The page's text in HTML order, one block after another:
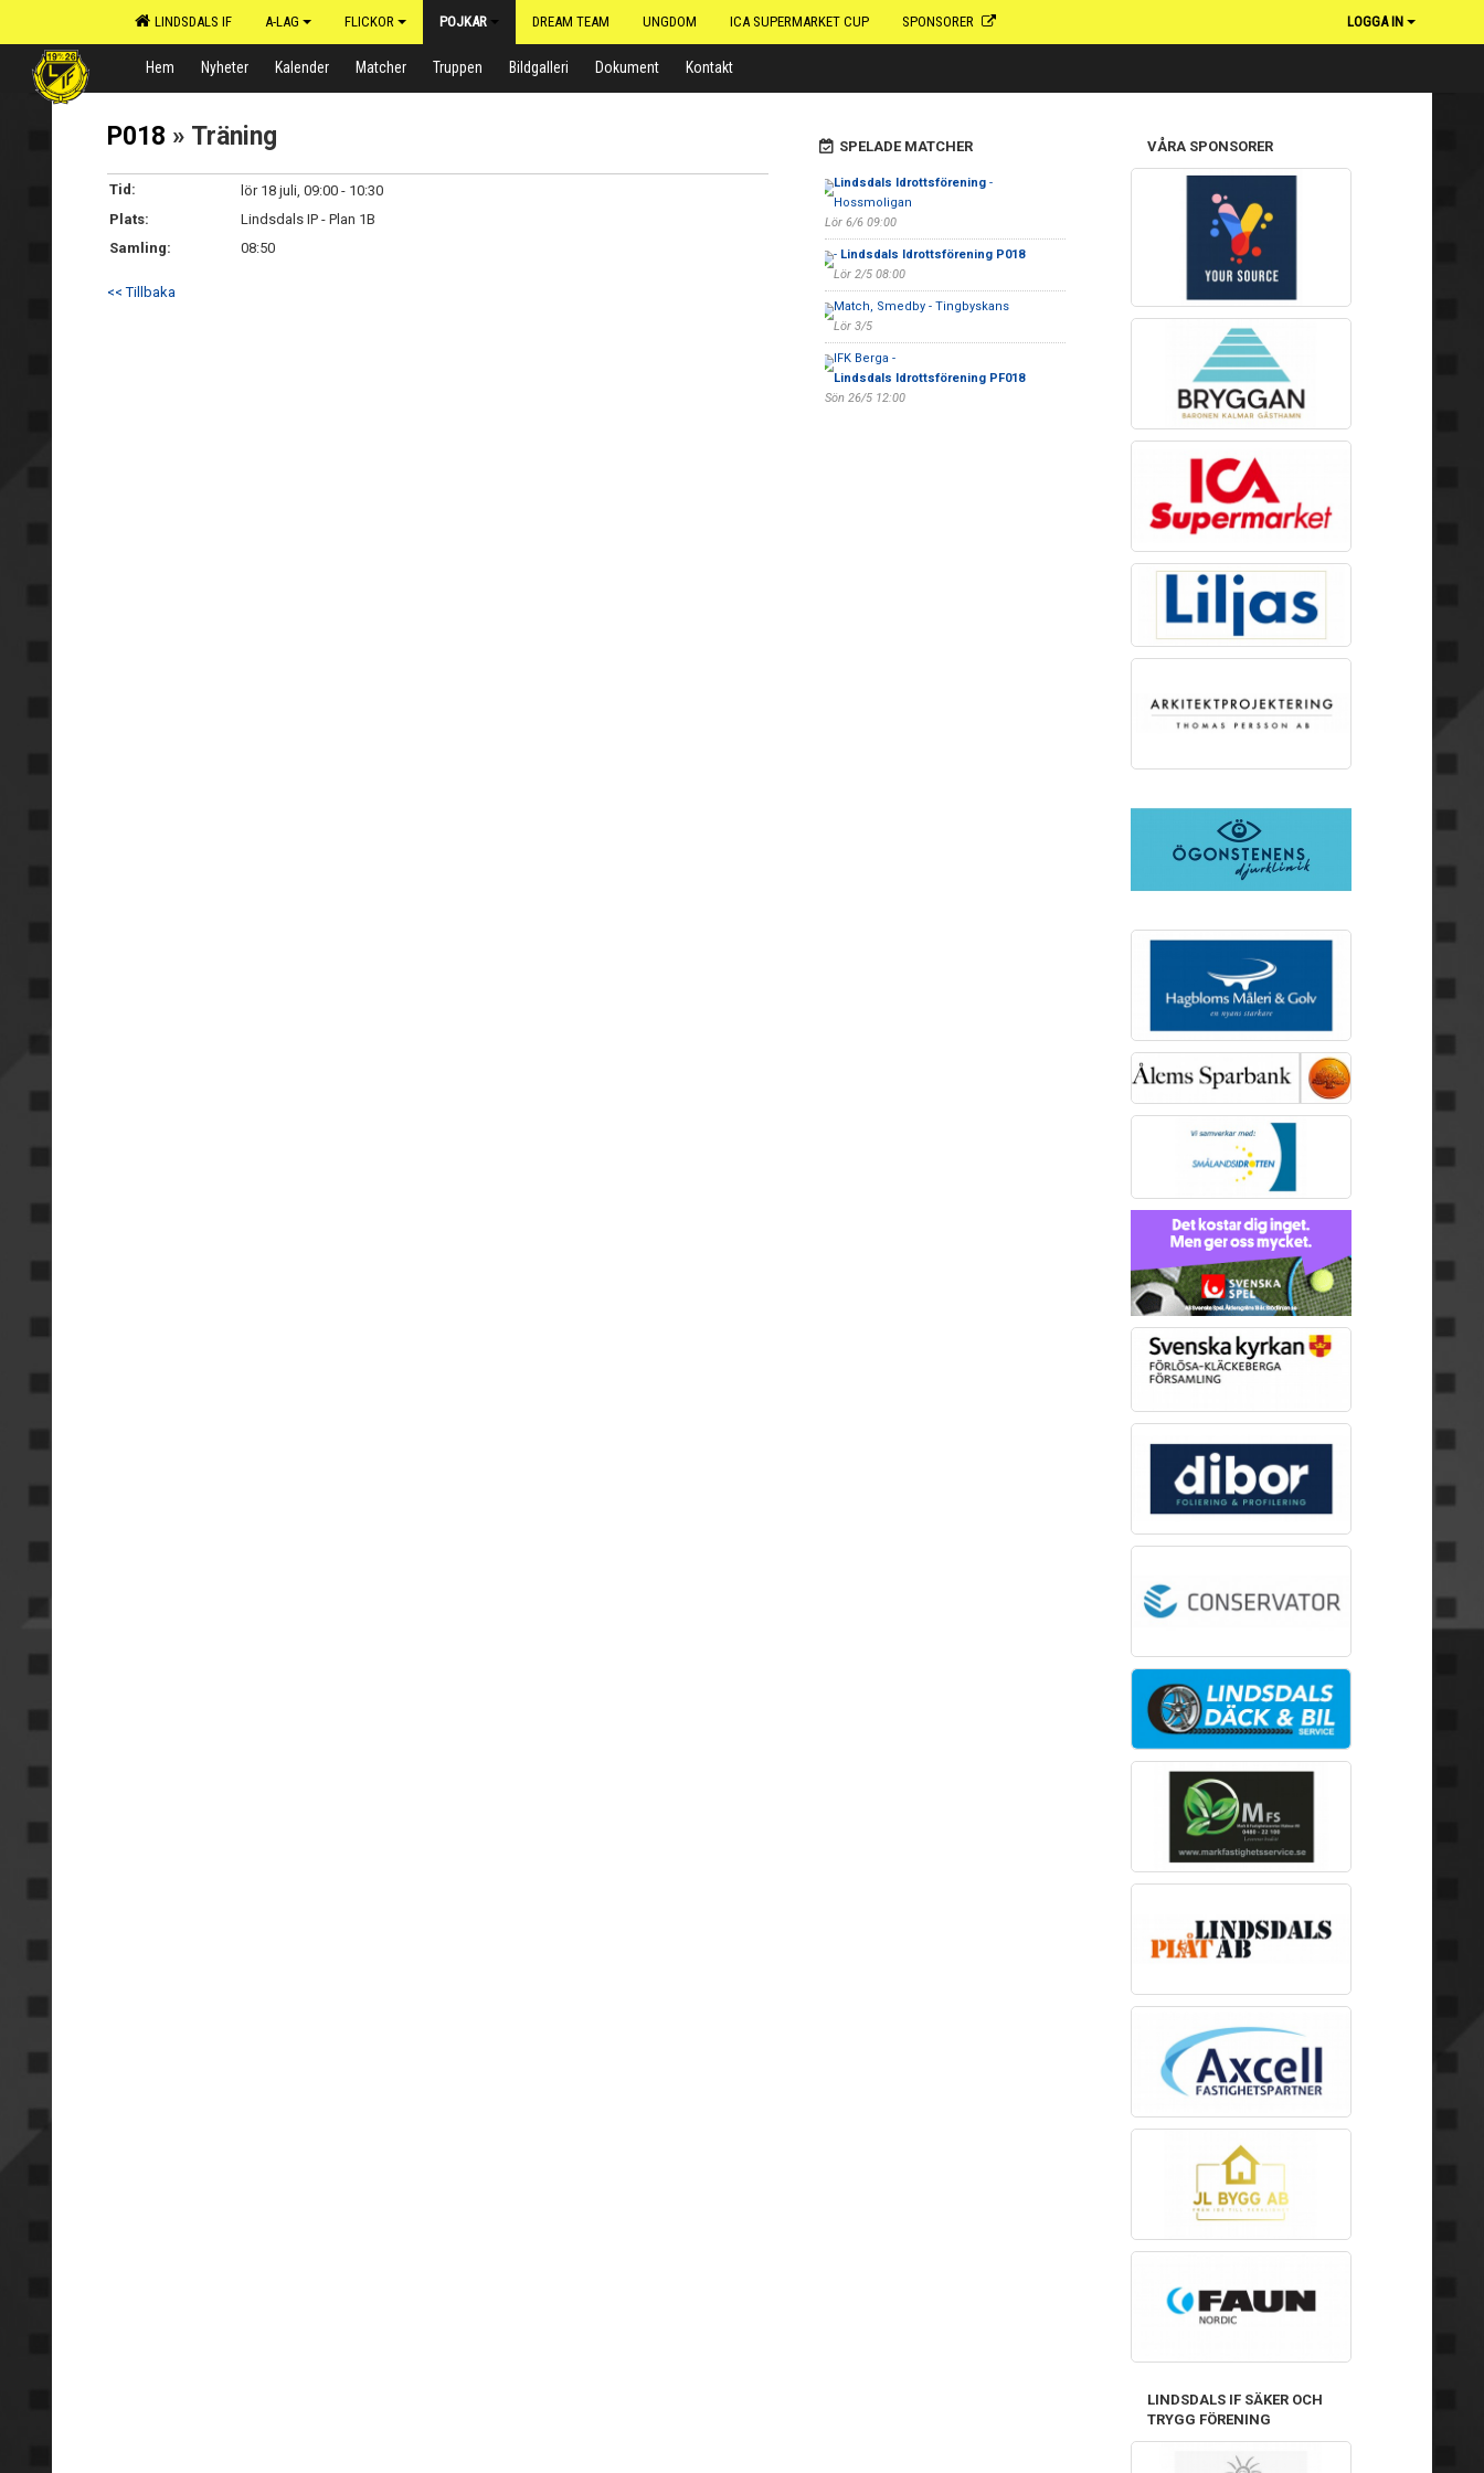
LINDSDALS IF A-LAG FLICKOR POJKAR DREAM TEAM UNGDOM ICA SUPERMARKET CUP SPONSORER LOGGA IN
Hem Nyheter Kalender Matcher Truppen Bildgalleri Dokument Kontakt
P018 » Träning
Tid:
lör 18 juli, 09:00 - 10:30
Plats:
Lindsdals IP - Plan 1B
Samling:
08:50
<< Tillbaka
SPELADE MATCHER
Lindsdals Idrottsförening-
Hossmoligan
Lör 6/6 09:00
- Lindsdals Idrottsförening P018
Lör 2/5 08:00
Match, Smedby - Tingbyskans
Lör 3/5
IFK Berga -
Lindsdals Idrottsförening PF018
Sön 26/5 12:00
VÅRA SPONSORER
LINDSDALS IF SÄKER OCH
TRYGG FÖRENING